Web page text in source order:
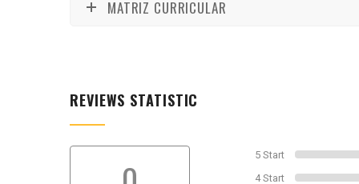
MATRIZ CURRICULAR
REVIEWS STATISTIC
5 Start
4 Start